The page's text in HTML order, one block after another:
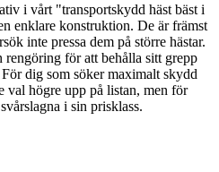
i vårt "transportskydd häst bäst i
enklare konstruktion. De är främst
inte pressa dem på större hästar.
för att behålla sitt grepp
dig som söker maximalt skydd
val högre upp på listan, men för
i sin prisklass.